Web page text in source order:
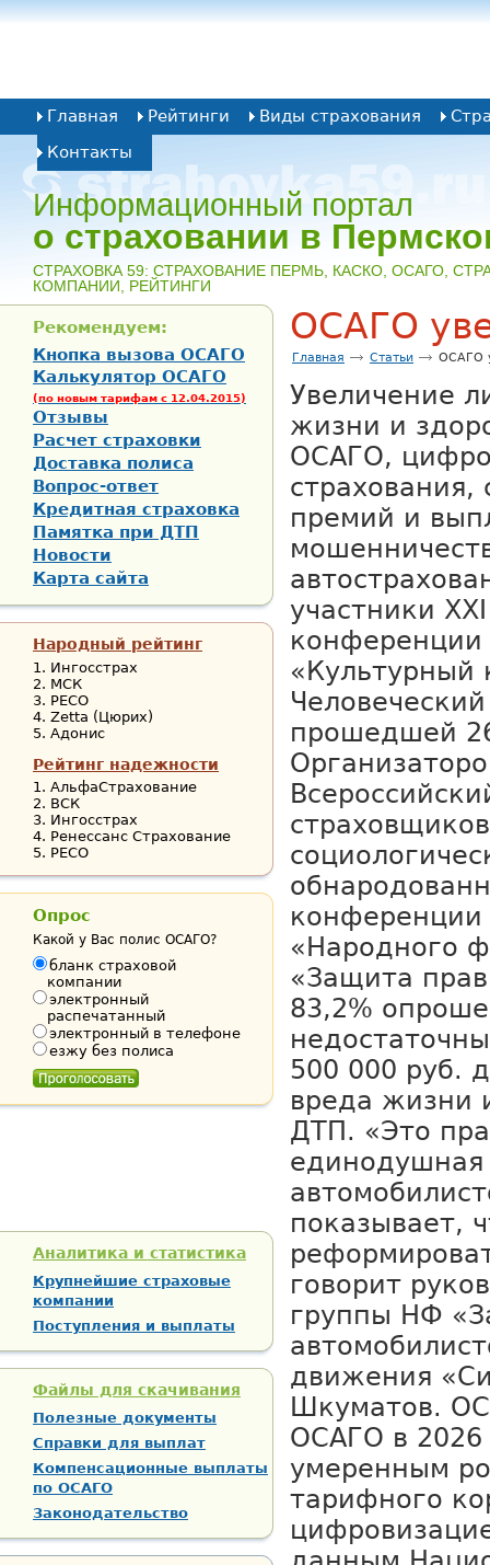
Информационный портал
о страховании в
CТРАХОВКА 59: СТРАХОВАНИЕ ПЕРМЬ, КАСКО, ОСАГО,
КОМПАНИИ, РЕЙТИНГИ
Главная Рейтинги Виды страхования
Контакты
ОСАГО
Главная Статьи ОСАГО
Увеличение
жизни и
ОСАГО,
премий и
участники
конференции
«Культурный
прошедшей
конференции
«Народного
«Защита
83,2%
500 000 руб.
вреда жизни
ДТП. «Это
единодушная
показывает,
говорит
группы НФ
движения
Шкуматов.
ОСАГО в 2026
умеренным
тарифного
Рекомендуем:
Кнопка вызова ОСАГО
Калькулятор ОСАГО
(по новым тарифам с 12.04.2015)
Отзывы
Расчет страховки
Доставка полиса
Вопрос-ответ
Кредитная страховка
Памятка при ДТП
Новости
Карта сайта
Народный рейтинг
Ингосстрах
МСК
РЕСО
Zetta (Цюрих)
Адонис
Рейтинг надежности
АльфаСтрахование
ВСК
Ингосстрах
Ренессанс Страхование
РЕСО
Опрос
Какой у Вас полис ОСАГО?
бланк страховой
компании
электронный
распечатанный
электронный в телефоне
езжу без полиса
Аналитика и статистика
Крупнейшие страховые
компании
Поступления и выплаты
Файлы для скачивания
Полезные документы
Справки для выплат
Компенсационные выплаты
по ОСАГО
Законодательство